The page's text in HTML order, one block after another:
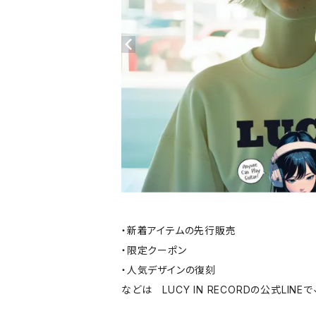
・新着アイテムの先行販売
・限定クーポン
・人気デザインの復刻
などは LUCY IN RECORDの公式LINE